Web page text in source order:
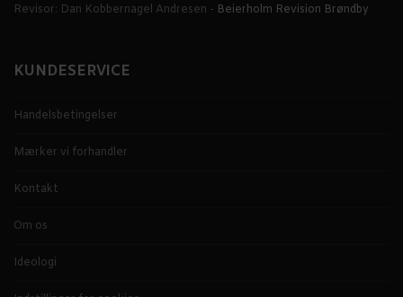
Revisor: Dan Kobbernagel Andresen - Beierholm Revision Brøndby
KUNDESERVICE
Handelsbetingelser
Mærker vi forhandler
Kontakt
Om os
Ideologi